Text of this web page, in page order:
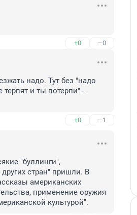
+0 –0
надо. Тут без "надо
терпят и ты потерпи" -
+0 –1
"буллинги",
стран" пришли. В
американских
применение оружия
культурой".